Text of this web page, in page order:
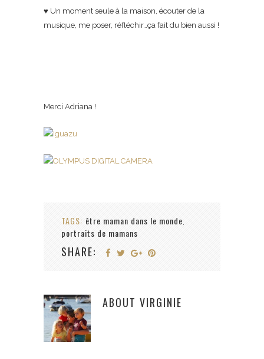
♥ Un moment seule à la maison, écouter de la
musique, me poser, réfléchir…ça fait du bien aussi !
Merci Adriana !
TAGS: être maman dans le monde
portraits de mamans
SHARE:
ABOUT VIRGINIE